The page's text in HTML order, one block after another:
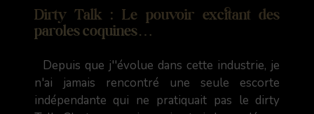
Dirty Talk : Le pouvoir excitant des
paroles coquines…
Depuis que j''évolue dans cette industrie, je
n'ai jamais rencontré une seule escorte
indépendante qui ne pratiquait pas le dirty